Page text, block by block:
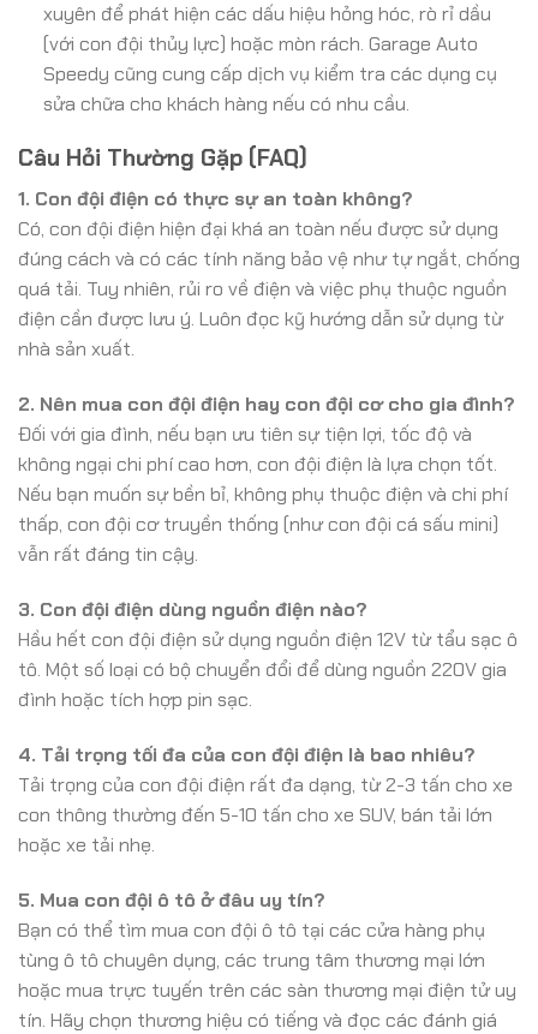
xuyên để phát hiện các dấu hiệu hỏng hóc, rò rỉ dầu
(với con đội thủy lực) hoặc mòn rách. Garage Auto
Speedy cũng cung cấp dịch vụ kiểm tra các dụng cụ
sửa chữa cho khách hàng nếu có nhu cầu.
Câu Hỏi Thường Gặp (FAQ)
1. Con đội điện có thực sự an toàn không?
Có, con đội điện hiện đại khá an toàn nếu được sử dụng
đúng cách và có các tính năng bảo vệ như tự ngắt, chống
quá tải. Tuy nhiên, rủi ro về điện và việc phụ thuộc nguồn
điện cần được lưu ý. Luôn đọc kỹ hướng dẫn sử dụng từ
nhà sản xuất.
2. Nên mua con đội điện hay con đội cơ cho gia đình?
Đối với gia đình, nếu bạn ưu tiên sự tiện lợi, tốc độ và
không ngại chi phí cao hơn, con đội điện là lựa chọn tốt.
Nếu bạn muốn sự bền bỉ, không phụ thuộc điện và chi phí
thấp, con đội cơ truyền thống (như con đội cá sấu mini)
vẫn rất đáng tin cậy.
3. Con đội điện dùng nguồn điện nào?
Hầu hết con đội điện sử dụng nguồn điện 12V từ tẩu sạc ô
tô. Một số loại có bộ chuyển đổi để dùng nguồn 220V gia
đình hoặc tích hợp pin sạc.
4. Tải trọng tối đa của con đội điện là bao nhiêu?
Tải trọng của con đội điện rất đa dạng, từ 2-3 tấn cho xe
con thông thường đến 5-10 tấn cho xe SUV, bán tải lớn
hoặc xe tải nhẹ.
5. Mua con đội ô tô ở đâu uy tín?
Bạn có thể tìm mua con đội ô tô tại các cửa hàng phụ
tùng ô tô chuyên dụng, các trung tâm thương mại lớn
hoặc mua trực tuyến trên các sàn thương mại điện tử uy
tín. Hãy chọn thương hiệu có tiếng và đọc các đánh giá